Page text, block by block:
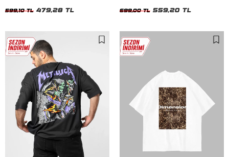
599,10 TL 479,28 TL 699,00 TL 559,20 TL